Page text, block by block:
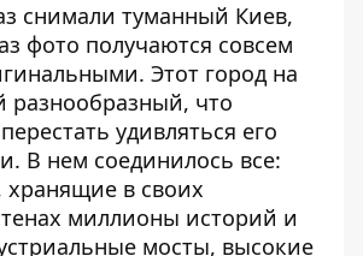
снимали туманный Киев,
фото получаются совсем
Этот город на
разнообразный, что
удивляться его
В нем соединилось все:
хранящие в своих
миллионы историй и
мосты, высокие